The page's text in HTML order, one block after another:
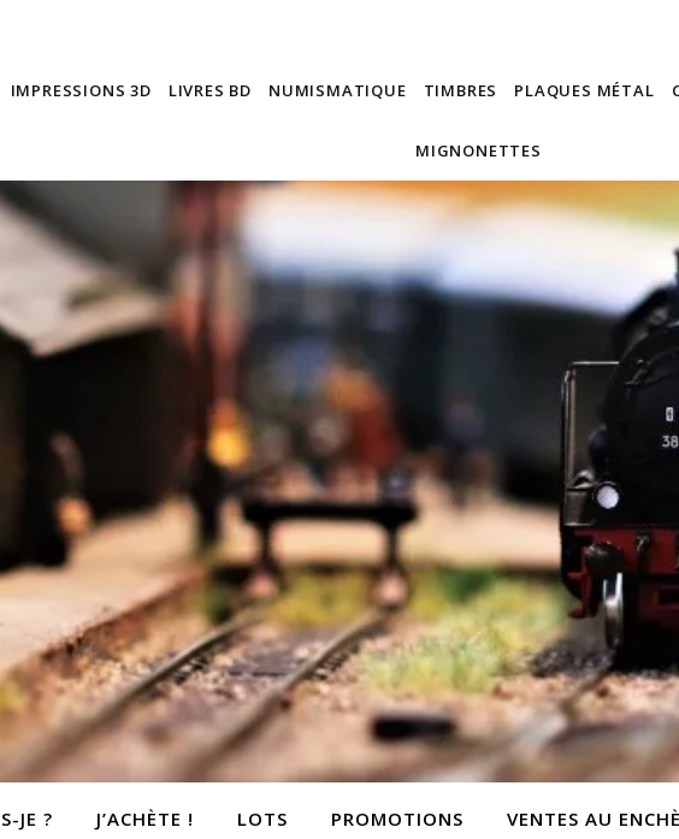
IMPRESSIONS 3D LIVRES BD NUMISMATIQUE TIMBRES PLAQUES MÉTAL
MIGNONETTES
JE ? J’ACHÈTE ! LOTS PROMOTIONS VENTES AU